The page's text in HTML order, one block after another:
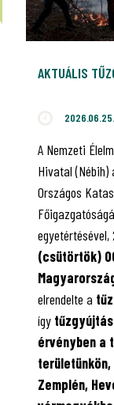
AKTUÁLIS
A Nemzeti
Hivatal (Nébih)
Országos
egyetértésével,
(csütörtök)
elrendelte a
így
érvényben a
Zemplén,